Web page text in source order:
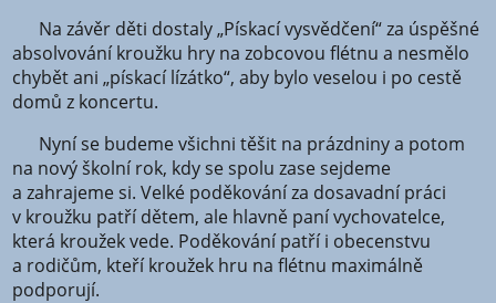
Na závěr děti dostaly „Pískací vysvědčení“ za úspěšné
absolvování kroužku hry na zobcovou flétnu a nesmělo
chybět ani „pískací lízátko“, aby bylo veselou i po cestě
domů z koncertu.
Nyní se budeme všichni těšit na prázdniny a potom
na nový školní rok, kdy se spolu zase sejdeme
a zahrajeme si. Velké poděkování za dosavadní práci
v kroužku patří dětem, ale hlavně paní vychovatelce,
která kroužek vede. Poděkování patří i obecenstvu
a rodičům, kteří kroužek hru na flétnu maximálně
podporují.